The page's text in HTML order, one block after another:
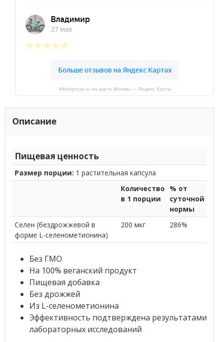
IHerbgroup.ru на карте Москвы — Яндекс Карты
Описание
Пищевая ценность
Размер порции: 1 растительная капсула
Количество
в 1 порции
% от
суточной
нормы
Селен (бездрожжевой в
форме L-селенометионина)
200 мкг 286%
Без ГМО
На 100% веганский продукт
Пищевая добавка
Без дрожжей
Из L-селенометионина
Эффективность подтверждена результатами
лабораторных исследований